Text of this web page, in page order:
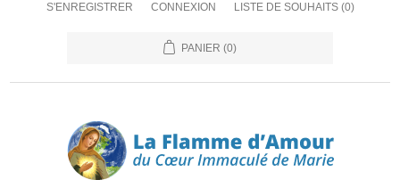
S'ENREGISTRER CONNEXION LISTE DE SOUHAITS (0)
PANIER (0)